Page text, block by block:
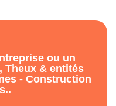
ou un
Theux & entités
- Construction